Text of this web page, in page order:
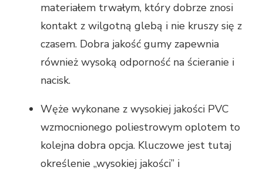
materiałem trwałym, który dobrze znosi
kontakt z wilgotną glebą i nie kruszy się z
czasem. Dobra jakość gumy zapewnia
również wysoką odporność na ścieranie i
nacisk.
Węże wykonane z wysokiej jakości PVC
wzmocnionego poliestrowym oplotem to
kolejna dobra opcja. Kluczowe jest tutaj
określenie „wysokiej jakości” i